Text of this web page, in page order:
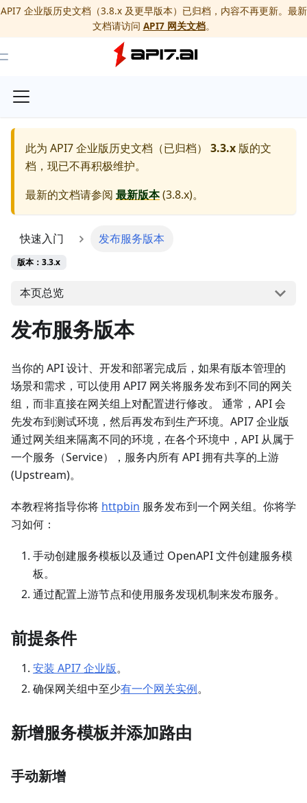
API7 企业版历史文档（3.8.x 及更早版本）已归档，内容不再更新。最新
文档请访问 API7 网关文档。
Toggle Menu
此为 API7 企业版历史文档（已归档） 3.3.x 版的文
档，现已不再积极维护。
最新的文档请参阅 最新版本(3.8.x)。
快速入门 发布服务版本
版本：3.3.x
本页总览
发布服务版本
当你的 API 设计、开发和部署完成后，如果有版本管理的
场景和需求，可以使用 API7 网关将服务发布到不同的网关
组，而非直接在网关组上对配置进行修改。 通常，API 会
先发布到测试环境，然后再发布到生产环境。API7 企业版
通过网关组来隔离不同的环境，在各个环境中，API 从属于
一个服务（Service），服务内所有 API 拥有共享的上游
(Upstream)。
本教程将指导你将 httpbin 服务发布到一个网关组。你将学
习如何：
手动创建服务模板以及通过 OpenAPI 文件创建服务模
板。
通过配置上游节点和使用服务发现机制来发布服务。
前提条件
安装 API7 企业版。
确保网关组中至少有一个网关实例。
新增服务模板并添加路由
手动新增